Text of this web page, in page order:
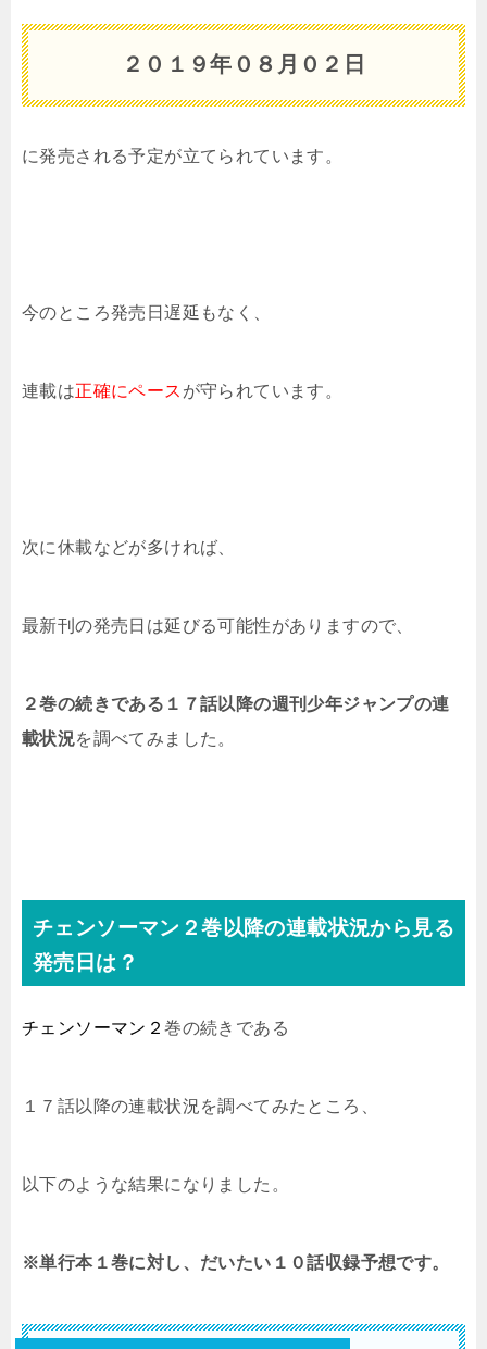
２０１９年０８ 月０２日
に発売される予定が立てられています。
今のところ発売日遅延もなく、
連載は正確にペース が守られています。
次に休載などが多ければ、
最新刊の発売日は延びる可能性がありますので、
２巻の続きである１７話以降の週刊 少年ジャンプの連
載状況を調べてみました。
チェンソーマン２巻以降の連載状況から見る
発売日は？
チェンソーマン２巻の続きである
１７話以降の連載状況を調べてみたところ、
以下のような結果になりました。
※単行本１巻に対し、だいたい１０話収録予想です。